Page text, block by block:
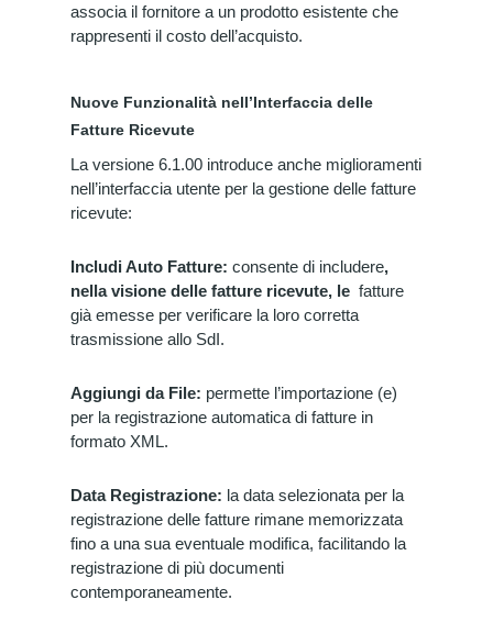
associa il fornitore a un prodotto esistente che
rappresenti il costo dell’acquisto.
Nuove Funzionalità nell’Interfaccia delle
Fatture Ricevute
La versione 6.1.00 introduce anche miglioramenti
nell’interfaccia utente per la gestione delle fatture
ricevute:
Includi Auto Fatture:consente di includere,
nella visione delle fatture ricevute, le fatture
già emesse per verificare la loro corretta
trasmissione allo SdI.
Aggiungi da File: permette l’importazione (e)
per la registrazione automatica di fatture in
formato XML.
Data Registrazione: la data selezionata per la
registrazione delle fatture rimane memorizzata
fino a una sua eventuale modifica, facilitando la
registrazione di più documenti
contemporaneamente.